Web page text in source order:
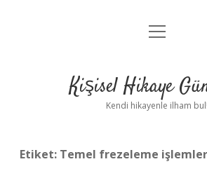
Anasayfa
Yasal Uyarı
menüyü
Kişisel Hikaye
Kendi hikayenle ilham bul!
Etiket: Temel frezeleme